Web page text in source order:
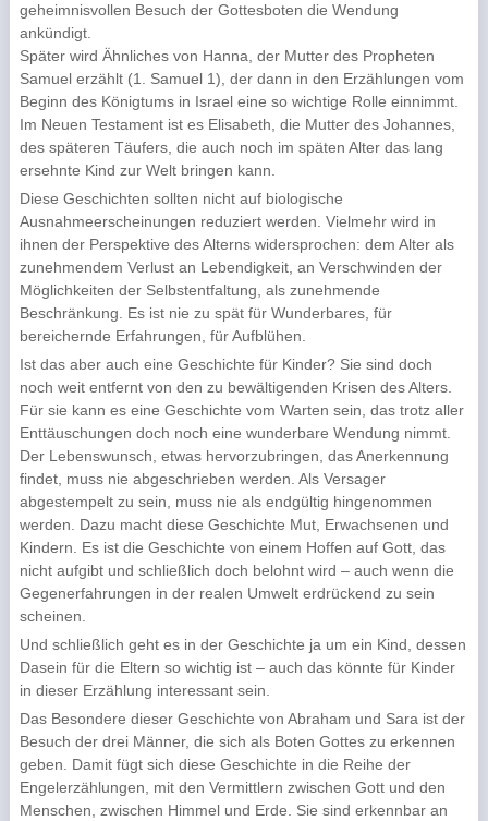
geheimnisvollen Besuch der Gottesboten die Wendung
ankündigt.
Später wird Ähnliches von Hanna, der Mutter des Propheten
Samuel erzählt (1. Samuel 1), der dann in den Erzählungen vom
Beginn des Königtums in Israel eine so wichtige Rolle einnimmt.
Im Neuen Testament ist es Elisabeth, die Mutter des Johannes,
des späteren Täufers, die auch noch im späten Alter das lang
ersehnte Kind zur Welt bringen kann.
Diese Geschichten sollten nicht auf biologische
Ausnahmeerscheinungen reduziert werden. Vielmehr wird in
ihnen der Perspektive des Alterns widersprochen: dem Alter als
zunehmendem Verlust an Lebendigkeit, an Verschwinden der
Möglichkeiten der Selbstentfaltung, als zunehmende
Beschränkung. Es ist nie zu spät für Wunderbares, für
bereichernde Erfahrungen, für Aufblühen.
Ist das aber auch eine Geschichte für Kinder? Sie sind doch
noch weit entfernt von den zu bewältigenden Krisen des Alters.
Für sie kann es eine Geschichte vom Warten sein, das trotz aller
Enttäuschungen doch noch eine wunderbare Wendung nimmt.
Der Lebenswunsch, etwas hervorzubringen, das Anerkennung
findet, muss nie abgeschrieben werden. Als Versager
abgestempelt zu sein, muss nie als endgültig hingenommen
werden. Dazu macht diese Geschichte Mut, Erwachsenen und
Kindern. Es ist die Geschichte von einem Hoffen auf Gott, das
nicht aufgibt und schließlich doch belohnt wird – auch wenn die
Gegenerfahrungen in der realen Umwelt erdrückend zu sein
scheinen.
Und schließlich geht es in der Geschichte ja um ein Kind, dessen
Dasein für die Eltern so wichtig ist – auch das könnte für Kinder
in dieser Erzählung interessant sein.
Das Besondere dieser Geschichte von Abraham und Sara ist der
Besuch der drei Männer, die sich als Boten Gottes zu erkennen
geben. Damit fügt sich diese Geschichte in die Reihe der
Engelerzählungen, mit den Vermittlern zwischen Gott und den
Menschen, zwischen Himmel und Erde. Sie sind erkennbar an